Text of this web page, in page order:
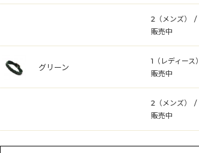
2（メンズ）
/
販売中
グリーン
1（レディース）
販売中
2（メンズ）
/
販売中